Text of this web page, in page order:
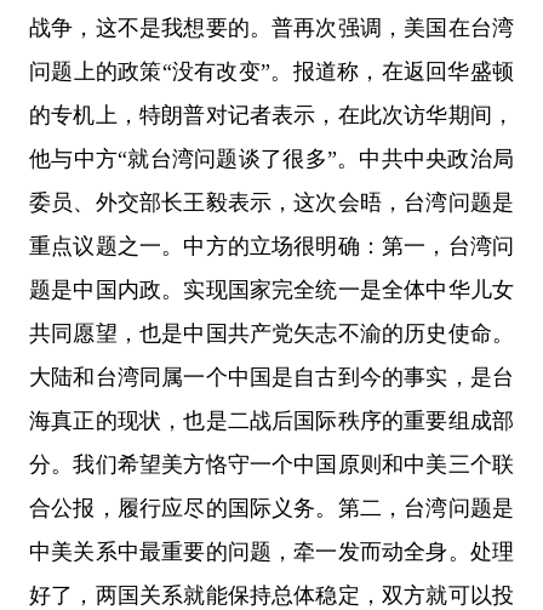
战争，这不是我想要的。普再次强调，美国在台湾
问题上的政策“没有改变”。报道称，在返回华盛顿
的专机上，特朗普对记者表示，在此次访华期间，
他与中方“就台湾问题谈了很多”。中共中央政治局
委员、外交部长王毅表示，这次会晤，台湾问题是
重点议题之一。中方的立场很明确：第一，台湾问
题是中国内政。实现国家完全统一是全体中华儿女
共同愿望，也是中国共产党矢志不渝的历史使命。
大陆和台湾同属一个中国是自古到今的事实，是台
海真正的现状，也是二战后国际秩序的重要组成部
分。我们希望美方恪守一个中国原则和中美三个联
合公报，履行应尽的国际义务。第二，台湾问题是
中美关系中最重要的问题，牵一发而动全身。处理
好了，两国关系就能保持总体稳定，双方就可以投